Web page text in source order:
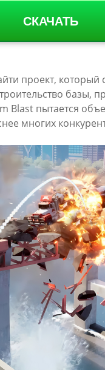
СКАЧАТЬ
проект,
базы,
Blast пытается
многих